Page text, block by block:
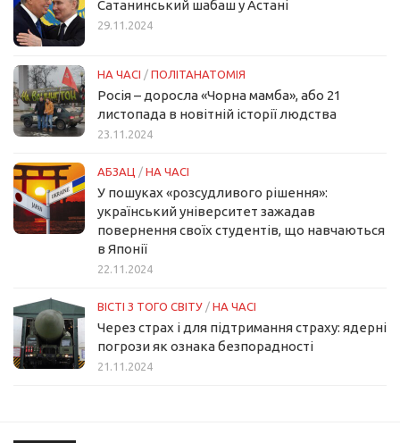
Сатанинський шабаш у Астані
29.11.2024
НА ЧАСІ / ПОЛІТАНАТОМІЯ
Росія – доросла «Чорна мамба», або 21
листопада в новітній історії людства
23.11.2024
АБЗАЦ / НА ЧАСІ
У пошуках «розсудливого рішення»:
український університет зажадав
повернення своїх студентів, що навчаються
в Японії
22.11.2024
ВІСТІ З ТОГО СВІТУ / НА ЧАСІ
Через страх і для підтримання страху: ядерні
погрози як ознака безпорадності
21.11.2024